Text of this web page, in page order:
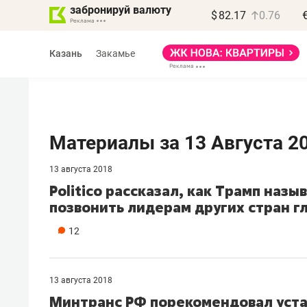
забронируй валюту $ 82.17 0.76
Казань Закамье
Материалы за 13 Августа
13 августа 2018
Politico рассказал, как Трамп
позвонить лидерам других стран
12
13 августа 2018
Минтранс РФ порекомендовал
МАРТ
потерять минимум